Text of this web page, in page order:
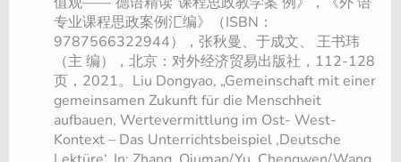
专业课程思政案例汇编》（ISBN：
9787566322944），张秋曼、于成文、 王书玮
（主 编），北京：对外经济贸易出版社，112-128
页，2021。Liu Dongyao, „Gemeinschaft mit einer
gemeinsamen Zukunft für die Menschheit
aufbauen, Wertevermittlung im Ost- West-
Kontext – Das Unterrichtsbeispiel ,Deutsche